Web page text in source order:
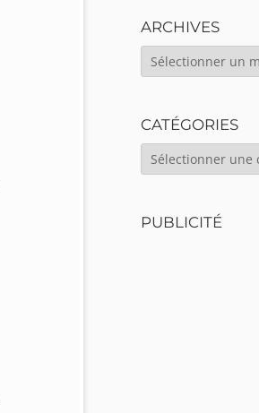
ARCHIVES
ARCHIVES
CATÉGORIES
CATÉGORIES
PUBLICITÉ